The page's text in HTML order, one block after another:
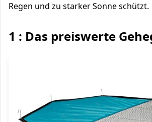
Regen und zu starker Sonne schützt.
1 : Das preiswerte